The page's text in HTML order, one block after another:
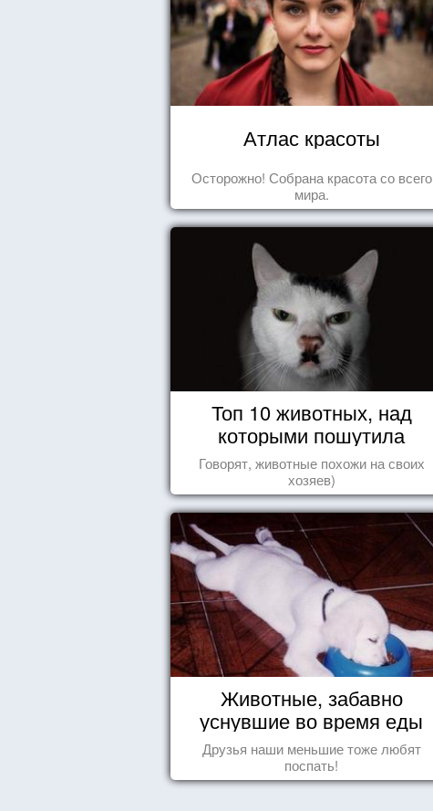
Атлас красоты
Осторожно! Собрана красота со всего
мира.
Топ 10 животных, над
которыми пошутила
природа
Говорят, животные похожи на своих
хозяев)
Животные, забавно
уснувшие во время еды
Друзья наши меньшие тоже любят
поспать!